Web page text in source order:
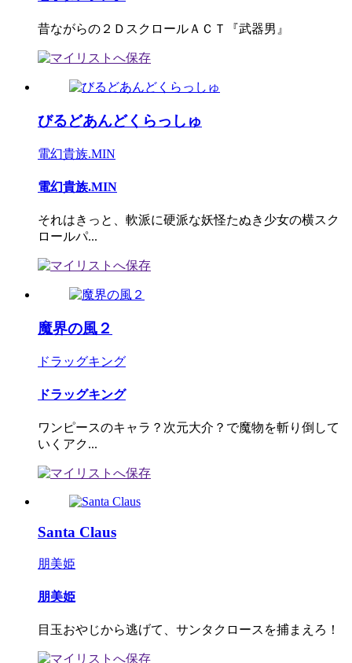
昔ながらの２ＤスクロールＡＣＴ『武器男』
びるどあんどくらっしゅ
電幻貴族.MIN
電幻貴族.MIN
それはきっと、軟派に硬派な妖怪たぬき少女の横スク
ロールパ...
魔界の風２
ドラッグキング
ドラッグキング
ワンピースのキャラ？次元大介？で魔物を斬り倒して
いくアク...
Santa Claus
朋美姫
朋美姫
目玉おやじから逃げて、サンタクロースを捕まえろ！